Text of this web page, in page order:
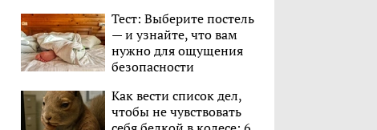
Тест: Выберите постель
— и узнайте, что вам
нужно для ощущения
безопасности
Как вести список дел,
чтобы не чувствовать